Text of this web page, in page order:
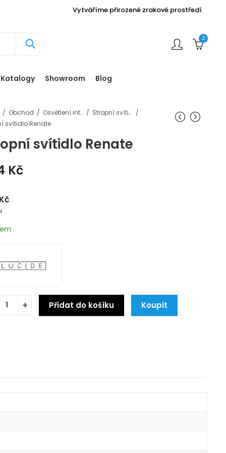
Vytváříme přirozené zrakové prostředí
0
Katalogy Showroom Blog
Obchod Osvětlení interiéru
Stropní svítidla
svítidlo Renate
svítidlo Renate
Kč
Kč
Přidat do košíku Koupit